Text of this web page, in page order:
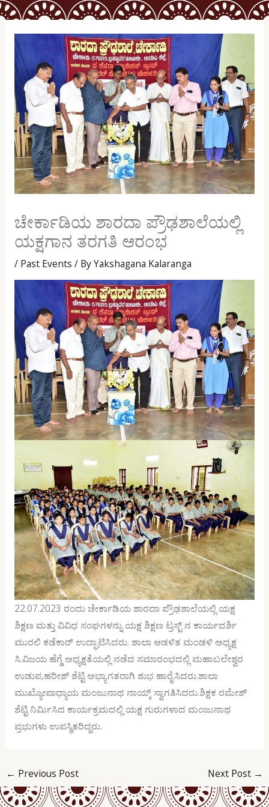
ಚೇರ್ಕಾಡಿಯ ಶಾರದಾ ಪ್ರೌಢಶಾಲೆಯಲ್ಲಿ
ಯಕ್ಷಗಾನ ತರಗತಿ ಆರಂಭ
/ Past Events / ByYakshagana Kalaranga
22.07.2023‌ ರಂದು ಚೇರ್ಕಾಡಿಯ ಶಾರದಾ ಪ್ರೌಢಶಾಲೆಯಲ್ಲಿ ಯಕ್ಷ
ಶಿಕ್ಷಣ ಮತ್ತು ವಿವಿಧ ಸಂಘಗಳನ್ನು ಯಕ್ಷ ಶಿಕ್ಷಣ ಟ್ರಸ್ಟ್ ನ ಕಾರ್ಯದರ್ಶಿ
ಮುರಲಿ ಕಡೆಕಾರ್ ಉದ್ಘಾಟಿಸಿದರು. ಶಾಲಾ ಆಡಳಿತ ಮಂಡಳಿ ಅಧ್ಯಕ್ಷ
ಸಿ.ವಿಜಯ ಹೆಗ್ಡೆ ಅಧ್ಯಕ್ಷತೆಯಲ್ಲಿ ನಡೆದ ಸಮಾರಂಭದಲ್ಲಿ ಮಹಾಬಲೇಶ್ವರ
ಉಡುಪ,ಹರೀಶ್ ಶೆಟ್ಟಿ ಅಭ್ಯಾಗತರಾಗಿ ಶುಭ ಹಾರೈಸಿದರು.ಶಾಲಾ
ಮುಖ್ಯೋಪಾಧ್ಯಾಯ ಮಂಜುನಾಥ ನಾಯ್ಕ್ ಸ್ವಾಗತಿಸಿದರು.ಶಿಕ್ಷಕ ರಮೇಶ್
ಶೆಟ್ಟಿ ನಿರ್ಮಿಸಿದ ಕಾರ್ಯಕ್ರಮದಲ್ಲಿ ಯಕ್ಷ ಗುರುಗಳಾದ ಮಂಜುನಾಥ
ಪ್ರಭುಗಳು ಉಪಸ್ಥಿತರಿದ್ದರು.
← Previous Post Next Post →